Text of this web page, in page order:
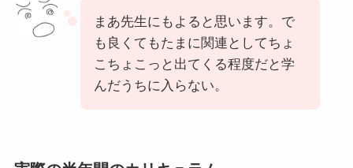
まあ先生にもよると思います。で
も良くてもたまに関連としてちょ
こちょこっと出てくる程度だと学
んだうちに入らない。